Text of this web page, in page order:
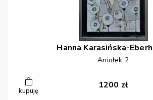
Hanna Karasińska-
Aniołek 2
kupuję
1200 zł